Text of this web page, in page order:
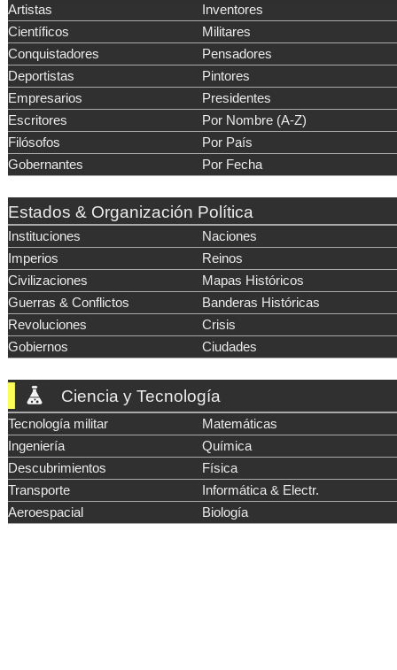
Artistas
Inventores
Científicos
Militares
Conquistadores
Pensadores
Deportistas
Pintores
Empresarios
Presidentes
Escritores
Por Nombre (A-Z)
Filósofos
Por País
Gobernantes
Por Fecha
Estados & Organización Política
Instituciones
Naciones
Imperios
Reinos
Civilizaciones
Mapas Históricos
Guerras & Conflictos
Banderas Históricas
Revoluciones
Crisis
Gobiernos
Ciudades
Ciencia y Tecnología
Tecnología militar
Matemáticas
Ingeniería
Química
Descubrimientos
Física
Transporte
Informática & Electr.
Aeroespacial
Biología